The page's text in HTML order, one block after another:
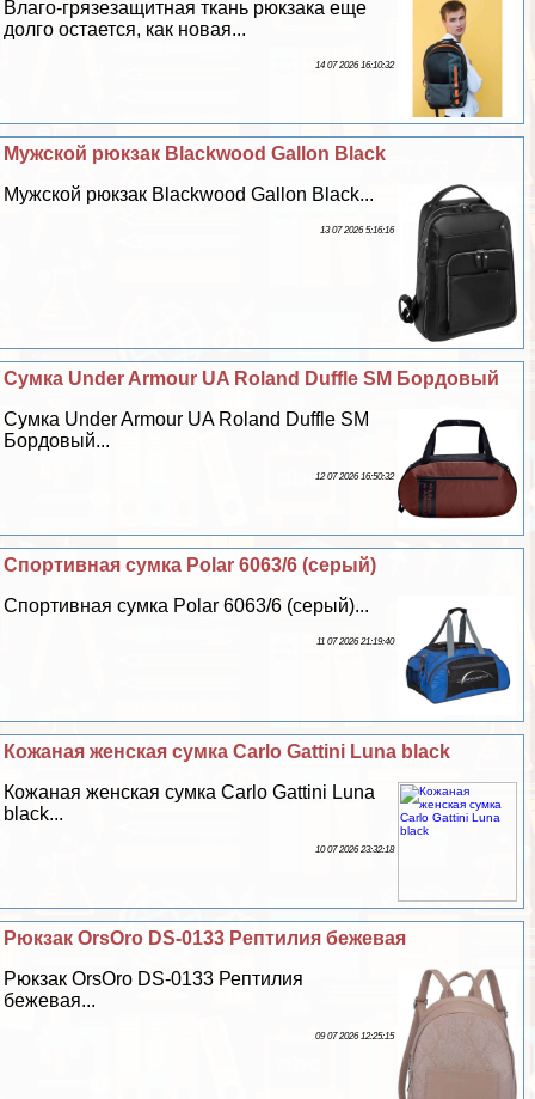
Влаго-грязезащитная ткань рюкзака еще
долго остается, как новая...
14 07 2026 16:10:32
Мужской рюкзак Blackwood Gallon Black
Мужской рюкзак Blackwood Gallon Black...
13 07 2026 5:16:16
Сумка Under Armour UA Roland Duffle SM Бордовый
Сумка Under Armour UA Roland Duffle SM
Бордовый...
12 07 2026 16:50:32
Спортивная сумка Polar 6063/6 (серый)
Спортивная сумка Polar 6063/6 (серый)...
11 07 2026 21:19:40
Кожаная женская сумка Carlo Gattini Luna black
Кожаная женская сумка Carlo Gattini Luna
black...
10 07 2026 23:32:18
Рюкзак OrsOro DS-0133 Рептилия бежевая
Рюкзак OrsOro DS-0133 Рептилия
бежевая...
09 07 2026 12:25:15